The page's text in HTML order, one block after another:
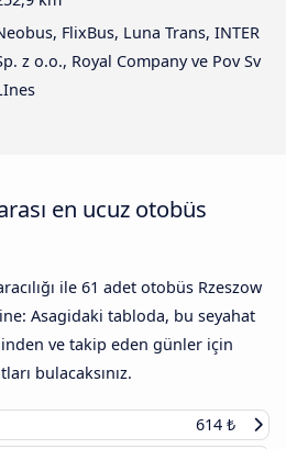
FlixBus, Luna Trans, INTER
z o.o., Royal Company ve Pov Sv
en ucuz otobüs
ile 61 adet otobüs Rzeszow
Asagidaki tabloda, bu seyahat
ve takip eden günler için
bulacaksınız.
614 ₺